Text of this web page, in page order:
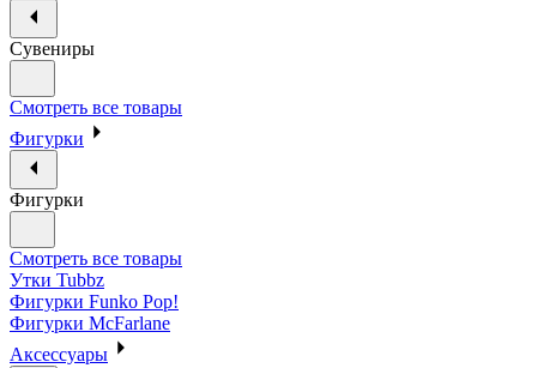
Сувениры
Смотреть все товары
Фигурки
Фигурки
Смотреть все товары
Утки Tubbz
Фигурки Funko Pop!
Фигурки McFarlane
Аксессуары